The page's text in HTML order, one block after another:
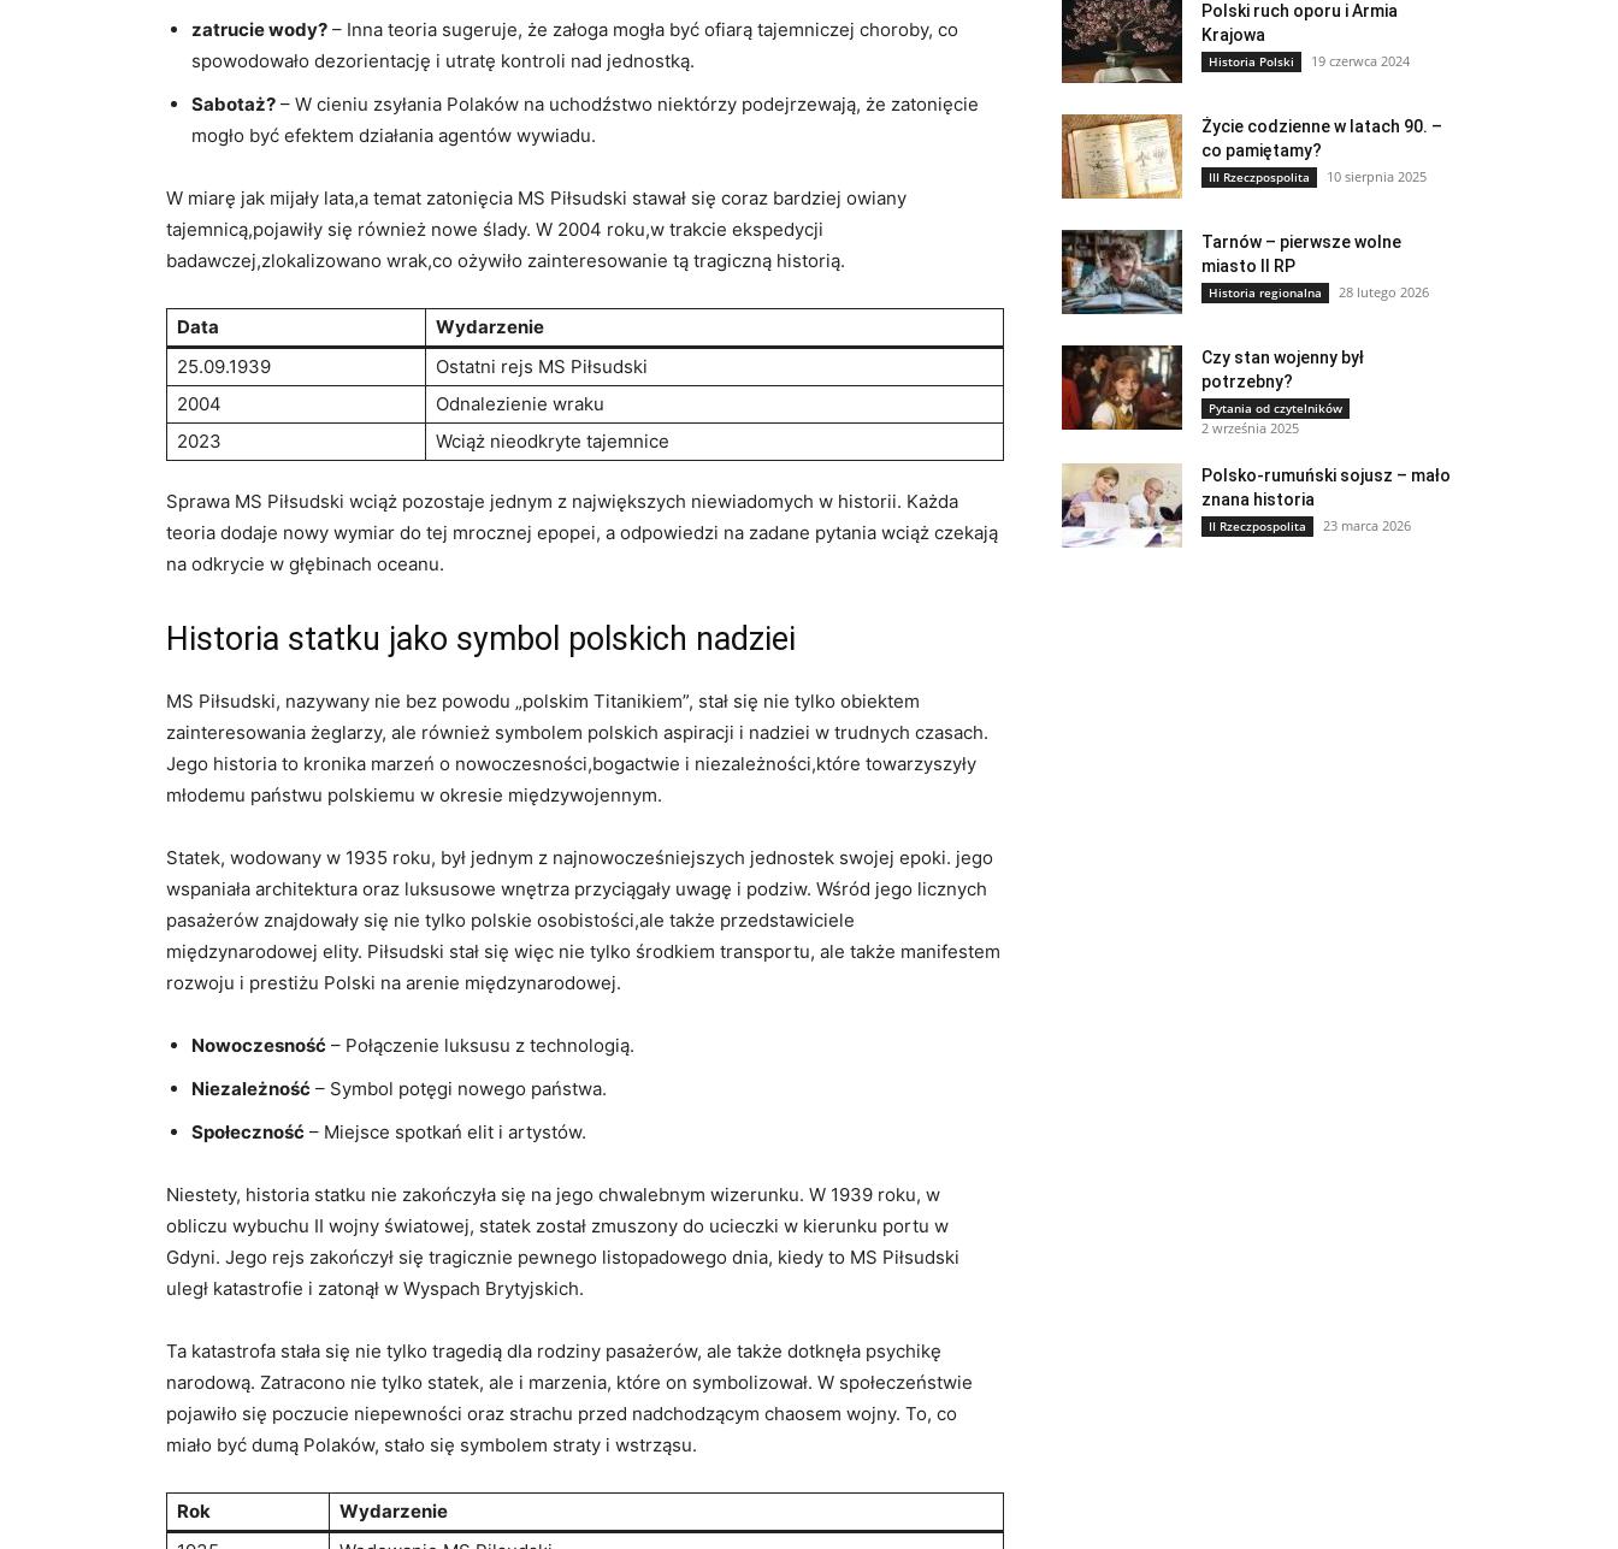
zatrucie wody? – Inna teoria sugeruje, że załoga mogła być ofiarą tajemniczej choroby, co
spowodowało dezorientację i utratę kontroli nad jednostką.
Sabotaż? – W cieniu zsyłania Polaków na uchodźstwo niektórzy podejrzewają, że zatonięcie
mogło być efektem działania agentów wywiadu.
W miarę jak mijały lata,a temat zatonięcia MS Piłsudski stawał się coraz bardziej owiany
tajemnicą,pojawiły się również nowe ślady. W 2004 roku,w trakcie ekspedycji
badawczej,zlokalizowano wrak,co ożywiło zainteresowanie tą tragiczną historią.
Data
Wydarzenie
25.09.1939
Ostatni rejs MS Piłsudski
2004
Odnalezienie wraku
2023
Wciąż nieodkryte tajemnice
Sprawa MS Piłsudski wciąż pozostaje jednym z największych niewiadomych w historii. Każda
teoria dodaje nowy wymiar do tej mrocznej epopei, a odpowiedzi na zadane pytania wciąż czekają
na odkrycie w głębinach oceanu.
Historia statku jako symbol polskich nadziei
MS Piłsudski, nazywany nie bez powodu „polskim Titanikiem”, stał się nie tylko obiektem
zainteresowania żeglarzy, ale również symbolem polskich aspiracji i nadziei w trudnych czasach.
Jego historia to kronika marzeń o nowoczesności,bogactwie i niezależności,które towarzyszyły
młodemu państwu polskiemu w okresie międzywojennym.
Statek, wodowany w 1935 roku, był jednym z najnowocześniejszych jednostek swojej epoki. jego
wspaniała architektura oraz luksusowe wnętrza przyciągały uwagę i podziw. Wśród jego licznych
pasażerów znajdowały się nie tylko polskie osobistości,ale także przedstawiciele
międzynarodowej elity. Piłsudski stał się więc nie tylko środkiem transportu, ale także manifestem
rozwoju i prestiżu Polski na arenie międzynarodowej.
Nowoczesność – Połączenie luksusu z technologią.
Niezależność – Symbol potęgi nowego państwa.
Społeczność – Miejsce spotkań elit i artystów.
Niestety, historia statku nie zakończyła się na jego chwalebnym wizerunku. W 1939 roku, w
obliczu wybuchu II wojny światowej, statek został zmuszony do ucieczki w kierunku portu w
Gdyni. Jego rejs zakończył się tragicznie pewnego listopadowego dnia, kiedy to MS Piłsudski
uległ katastrofie i zatonął w Wyspach Brytyjskich.
Ta katastrofa stała się nie tylko tragedią dla rodziny pasażerów, ale także dotknęła psychikę
narodową. Zatracono nie tylko statek, ale i marzenia, które on symbolizował. W społeczeństwie
pojawiło się poczucie niepewności oraz strachu przed nadchodzącym chaosem wojny. To, co
miało być dumą Polaków, stało się symbolem straty i wstrząsu.
Rok
Wydarzenie
Polski ruch oporu i Armia
Krajowa
Historia Polski 19 czerwca 2024
Życie codzienne w latach 90. –
co pamiętamy?
III Rzeczpospolita 10 sierpnia 2025
Tarnów – pierwsze wolne
miasto II RP
Historia regionalna 28 lutego 2026
Czy stan wojenny był
potrzebny?
Pytania od czytelników
2 września 2025
Polsko-rumuński sojusz – mało
znana historia
II Rzeczpospolita 23 marca 2026